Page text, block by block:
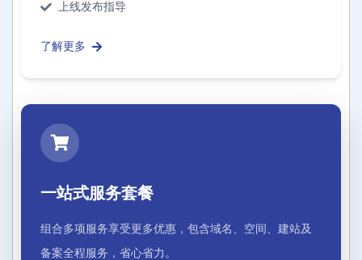
上线发布指导
了解更多
一站式服务套餐
组合多项服务享受更多优惠，包含域名、空间、建站及
备案全程服务，省心省力。